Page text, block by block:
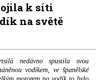
k síti
na světě
nedávno spustila svou
vodíkem, ve španělské